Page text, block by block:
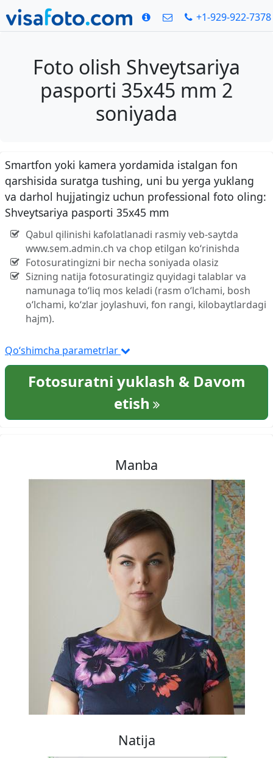
+1-929-922-7378
Foto olish Shveytsariya
pasporti 35x45 mm 2
soniyada
Smartfon yoki kamera yordamida istalgan fon
qarshisida suratga tushing, uni bu yerga yuklang
va darhol hujjatingiz uchun professional foto oling:
Shveytsariya pasporti 35x45 mm
Qabul qilinishi kafolatlanadi rasmiy veb-saytda
www.sem.admin.ch va chop etilgan ko‘rinishda
Fotosuratingizni bir necha soniyada olasiz
Sizning natija fotosuratingiz quyidagi talablar va
namunaga to‘liq mos keladi (rasm o‘lchami, bosh
o‘lchami, ko‘zlar joylashuvi, fon rangi, kilobaytlardagi
hajm).
Qo‘shimcha parametrlar
Fotosuratni yuklash & Davom
etish
Manba
Natija